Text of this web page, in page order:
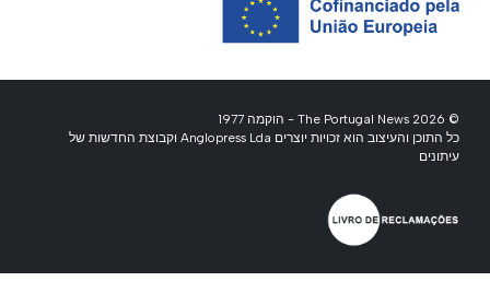
© 2026 The Portugal News - הוקמה 1977
כל התוכן והעיצוב הוא זכויות יוצרים Anglopress Lda וקבוצת החדשות של
עיתונים